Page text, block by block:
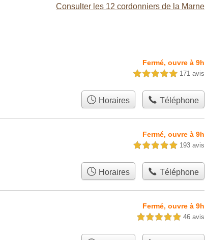
Consulter les 12 cordonniers de la Marne
Fermé, ouvre à 9h
5,0 étoiles sur 5 171 avis
Horaires Téléphone
Fermé, ouvre à 9h
5,0 étoiles sur 5 193 avis
Horaires Téléphone
Fermé, ouvre à 9h
5,0 étoiles sur 5 46 avis